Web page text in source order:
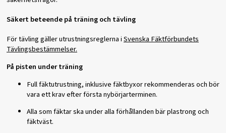
Säkert beteende på träning och tävling
För tävling gäller utrustningsreglerna iSvenska Fäktförbundets
Tävlingsbestämmelser.
På pisten under träning
Full fäktutrustning, inklusive fäktbyxor rekommenderas och bör
vara ett krav efter första nybörjarterminen.
Alla som fäktar ska under alla förhållanden bär plastrong och
fäktväst.